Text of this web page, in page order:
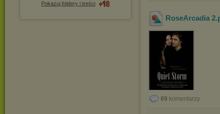
Pokazuj foldery i treści
RoseArcadia 2
69 komentarzy